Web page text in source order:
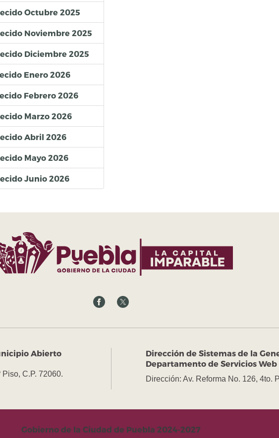
Octubre 2025
Noviembre 2025
Diciembre 2025
Enero 2026
Febrero 2026
Marzo 2026
Abril 2026
Mayo 2026
Junio 2026
Abierto
C.P. 72060.
Dirección de Sistemas de la
Departamento de Servicios Web
Dirección: Av. Reforma No. 126, 4to.
Gobierno de la Ciudad de Puebla 2024-2027